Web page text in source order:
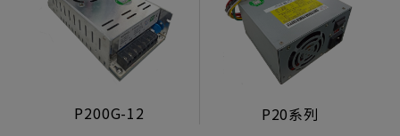
機台機構
生活型態顯示器
製造組裝服務
電源/投幣器/配件
P200G-12 P20系列